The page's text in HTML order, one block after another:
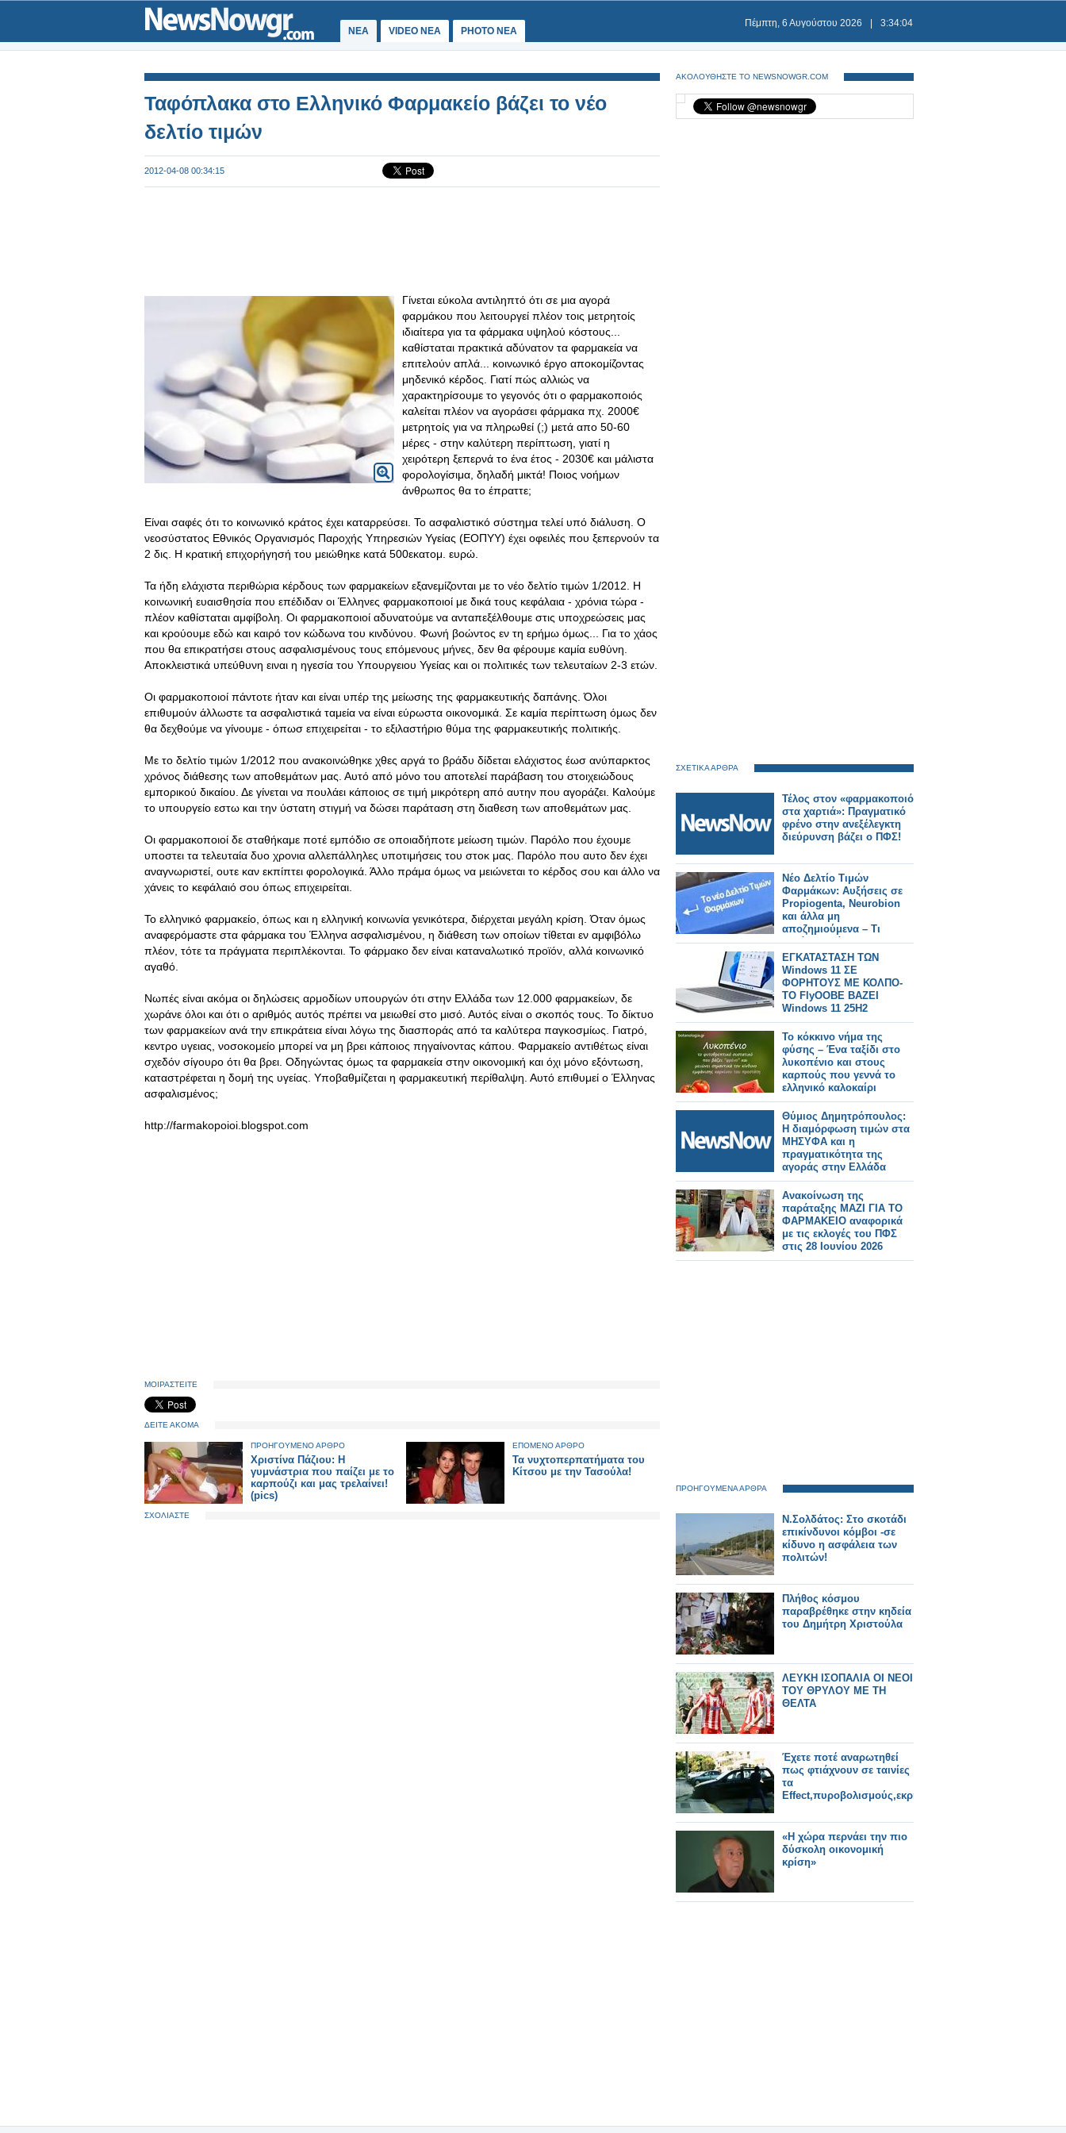
ΝΕΑ VIDEO NEA PHOTO NEA
Πέμπτη, 6 Αυγούστου 2026 3:34:04
Ταφόπλακα στο Ελληνικό Φαρμακείο βάζει το νέο
δελτίο τιμών
2012-04-08 00:34:15
Γίνεται εύκολα αντιληπτό ότι σε μια αγορά
φαρμάκου που λειτουργεί πλέον τοις μετρητοίς
ιδιαίτερα για τα φάρμακα υψηλού κόστους...
καθίσταται πρακτικά αδύνατον τα φαρμακεία να
επιτελούν απλά... κοινωνικό έργο αποκομίζοντας
μηδενικό κέρδος. Γιατί πώς αλλιώς να
χαρακτηρίσουμε το γεγονός ότι ο φαρμακοποιός
καλείται πλέον να αγοράσει φάρμακα πχ. 2000€
μετρητοίς για να πληρωθεί (;) μετά απο 50-60
μέρες - στην καλύτερη περίπτωση, γιατί η
χειρότερη ξεπερνά το ένα έτος - 2030€ και μάλιστα
φορολογίσιμα, δηλαδή μικτά! Ποιος νοήμων
άνθρωπος θα το έπραττε;
Είναι σαφές ότι το κοινωνικό κράτος έχει καταρρεύσει. Το ασφαλιστικό σύστημα τελεί υπό διάλυση. Ο
νεοσύστατος Εθνικός Οργανισμός Παροχής Υπηρεσιών Υγείας (ΕΟΠΥΥ) έχει οφειλές που ξεπερνούν τα
2 δις. Η κρατική επιχορήγησή του μειώθηκε κατά 500εκατομ. ευρώ.
Τα ήδη ελάχιστα περιθώρια κέρδους των φαρμακείων εξανεμίζονται με το νέο δελτίο τιμών 1/2012 . Η
κοινωνική ευαισθησία που επέδιδαν οι Έλληνες φαρμακοποιοί με δικά τους κεφάλαια - χρόνια τώρα -
πλέον καθίσταται αμφίβολη. Οι φαρμακοποιοί αδυνατούμε να ανταπεξέλθουμε στις υποχρεώσεις μας
και κρούουμε εδώ και καιρό τον κώδωνα του κινδύνου. Φωνή βοώντος εν τη ερήμω όμως... Για το χάος
που θα επικρατήσει στους ασφαλισμένους τους επόμενους μήνες, δεν θα φέρουμε καμία ευθύνη.
Αποκλειστικά υπεύθυνη ειναι η ηγεσία του Υπουργειου Υγείας και οι πολιτικές των τελευταίων 2-3 ετών.
Οι φαρμακοποιοί πάντοτε ήταν και είναι υπέρ της μείωσης της φαρμακευτικής δαπάνης. Όλοι
επιθυμούν άλλωστε τα ασφαλιστικά ταμεία να είναι εύρωστα οικονομικά. Σε καμία περίπτωση όμως δεν
θα δεχθούμε να γίνουμε - όπωσ επιχειρείται - το εξιλαστήριο θύμα της φαρμακευτικής πολιτικής.
Με το δελτίο τιμών 1/2012 που ανακοινώθηκε χθες αργά το βράδυ δίδεται ελάχιστος έωσ ανύπαρκτος
χρόνος διάθεσης των αποθεμάτων μας. Αυτό από μόνο του αποτελεί παράβαση του στοιχειώδους
εμπορικού δικαίου. Δε γίνεται να πουλάει κάποιος σε τιμή μικρότερη από αυτην που αγοράζει. Καλούμε
το υπουργείο εστω και την ύστατη στιγμή να δώσει παράταση στη διαθεση των αποθεμάτων μας.
Οι φαρμακοποιοί δε σταθήκαμε ποτέ εμπόδιο σε οποιαδήποτε μείωση τιμών. Παρόλο που έχουμε
υποστει τα τελευταία δυο χρονια αλλεπάλληλες υποτιμήσεις του στοκ μας. Παρόλο που αυτο δεν έχει
αναγνωριστεί, ουτε καν εκπίπτει φορολογικά. Άλλο πράμα όμως να μειώνεται το κέρδος σου και άλλο να
χάνεις το κεφάλαιό σου όπως επιχειρείται.
Το ελληνικό φαρμακείο, όπως και η ελληνική κοινωνία γενικότερα, διέρχεται μεγάλη κρίση. Όταν όμως
αναφερόμαστε στα φάρμακα του Έλληνα ασφαλισμένου, η διάθεση των οποίων τίθεται εν αμφιβόλω
πλέον, τότε τα πράγματα περιπλέκονται. Το φάρμακο δεν είναι καταναλωτικό προϊόν, αλλά κοινωνικό
αγαθό.
Νωπές είναι ακόμα οι δηλώσεις αρμοδίων υπουργών ότι στην Ελλάδα των 12.000 φαρμακείων, δε
χωράνε όλοι και ότι ο αριθμός αυτός πρέπει να μειωθεί στο μισό. Αυτός είναι ο σκοπός τους. Το δίκτυο
των φαρμακείων ανά την επικράτεια είναι λόγω της διασποράς από τα καλύτερα παγκοσμίως. Γιατρό,
κεντρο υγειας, νοσοκομείο μπορεί να μη βρει κάποιος πηγαίνοντας κάπου. Φαρμακείο αντιθέτως είναι
σχεδόν σίγουρο ότι θα βρει. Οδηγώντας όμως τα φαρμακεία στην οικονομική και όχι μόνο εξόντωση,
καταστρέφεται η δομή της υγείας. Υποβαθμίζεται η φαρμακευτική περίθαλψη. Αυτό επιθυμεί ο Έλληνας
ασφαλισμένος;
http://farmakopoioi.blogspot.com
ΜΟΙΡΑΣΤΕΙΤΕ
ΔΕΙΤΕ ΑΚΟΜΑ
ΠΡΟΗΓΟΥΜΕΝΟ ΑΡΘΡΟ
Χριστίνα Πάζιου: Η
γυμνάστρια που παίζει με το
καρπούζι και μας τρελαίνει!
(pics)
ΕΠΟΜΕΝΟ ΑΡΘΡΟ
Τα νυχτοπερπατήματα του
Κίτσου με την Τασούλα!
ΣΧΟΛΙΑΣΤΕ
ΑΚΟΛΟΥΘΗΣΤΕ ΤΟ NEWSNOWGR.COM
ΣΧΕΤΙΚΑ ΑΡΘΡΑ
Τέλος στον «φαρμακοποιό
στα χαρτιά»: Πραγματικό
φρένο στην ανεξέλεγκτη
διεύρυνση βάζει ο ΠΦΣ!
Νέο Δελτίο Τιμών
Φαρμάκων: Αυξήσεις σε
Propiogenta, Neurobion
και άλλα μη
αποζημιούμενα – Τι
αλλάζει από 31/7/2026
ΕΓΚΑΤΑΣΤΑΣΗ ΤΩΝ
Windows 11 ΣΕ
ΦΟΡΗΤΟΥΣ ΜΕ ΚΟΛΠΟ-
ΤΟ FlyOOBE ΒΑΖΕΙ
Windows 11 25H2
Το κόκκινο νήμα της
φύσης – Ένα ταξίδι στο
λυκοπένιο και στους
καρπούς που γεννά το
ελληνικό καλοκαίρι
Θύμιος Δημητρόπουλος:
Η διαμόρφωση τιμών στα
ΜΗΣΥΦΑ και η
πραγματικότητα της
αγοράς στην Ελλάδα
Ανακοίνωση της
παράταξης ΜΑΖΙ ΓΙΑ ΤΟ
ΦΑΡΜΑΚΕΙΟ αναφορικά
με τις εκλογές του ΠΦΣ
στις 28 Ιουνίου 2026
ΠΡΟΗΓΟΥΜΕΝΑ ΑΡΘΡΑ
Ν.Σολδάτος: Στο σκοτάδι
επικίνδυνοι κόμβοι -σε
κίδυνο η ασφάλεια των
πολιτών!
Πλήθος κόσμου
παραβρέθηκε στην κηδεία
του Δημήτρη Χριστούλα
ΛΕΥΚΗ ΙΣΟΠΑΛΙΑ ΟΙ ΝΕΟΙ
ΤΟΥ ΘΡΥΛΟΥ ΜΕ ΤΗ
ΘΕΛΤΑ
Έχετε ποτέ αναρωτηθεί
πως φτιάχνουν σε ταινίες
τα
Effect,πυροβολισμούς,εκρήξεις;
«Η χώρα περνάει την πιο
δύσκολη οικονομική
κρίση»